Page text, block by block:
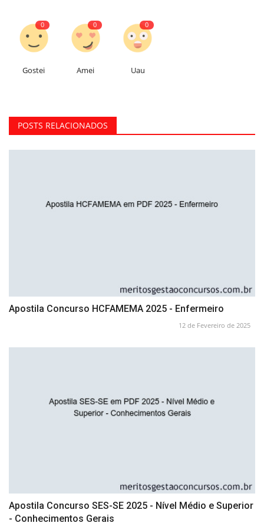
0
Gostei
0
Amei
0
Uau
POSTS RELACIONADOS
Apostila Concurso HCFAMEMA 2025 - Enfermeiro
12 de Fevereiro de 2025
Apostila Concurso SES-SE 2025 - Nível Médio e Superior
- Conhecimentos Gerais